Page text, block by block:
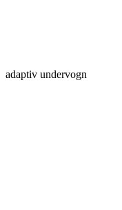
adaptiv undervogn